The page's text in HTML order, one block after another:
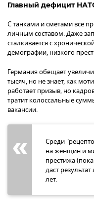
Главный дефицит
С танками и сметами все
личным составом. Даже
сталкивается с
демографии, низкого
Германия обещает
тысяч, но не знает, как
работает призыв, но
тратит колоссальные
вакансии.
Среди
на женщин и
престижа
даст
лет.